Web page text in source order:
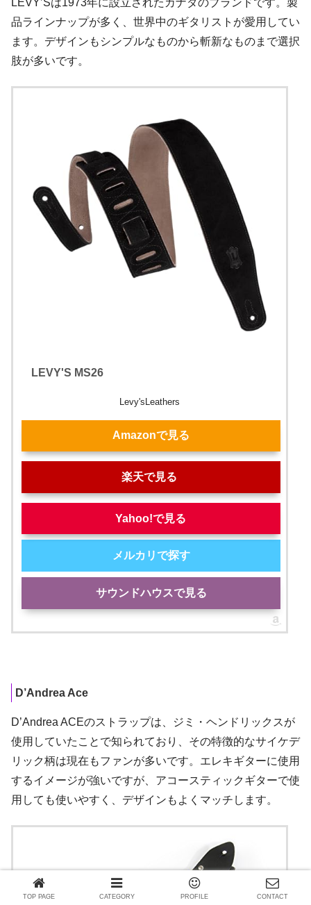
LEVY’Sは1973年に設立されたカナダのブランドです。製
品ラインナップが多く、世界中のギタリストが愛用してい
ます。デザインもシンプルなものから斬新なものまで選択
肢が多いです。
LEVY'S MS26
Levy'sLeathers
Amazonで見る
楽天で見る
Yahoo!で見る
メルカリで探す
サウンドハウスで見る
D’Andrea Ace
D’Andrea ACEのストラップは、ジミ・ヘンドリックスが
使用していたことで知られており、その特徴的なサイケデ
リック柄は現在もファンが多いです。エレキギターに使用
するイメージが強いですが、アコースティックギターで使
用しても使いやすく、デザインもよくマッチします。
TOP PAGE CATEGORY PROFILE CONTACT